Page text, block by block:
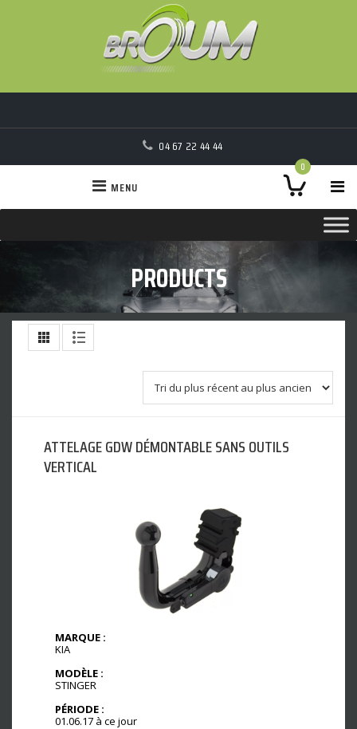
04 67 22 44 44
0
MENU
PRODUCTS
ATTELAGE GDW DÉMONTABLE SANS OUTILS
VERTICAL
MARQUE :
KIA
MODÈLE :
STINGER
PÉRIODE :
01.06.17 à ce jour